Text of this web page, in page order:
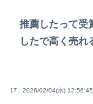
推薦したって受
したで高く売れ
17 : 2026/02/04(水)